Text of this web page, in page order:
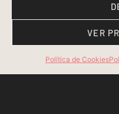
VER
Política de Cookies